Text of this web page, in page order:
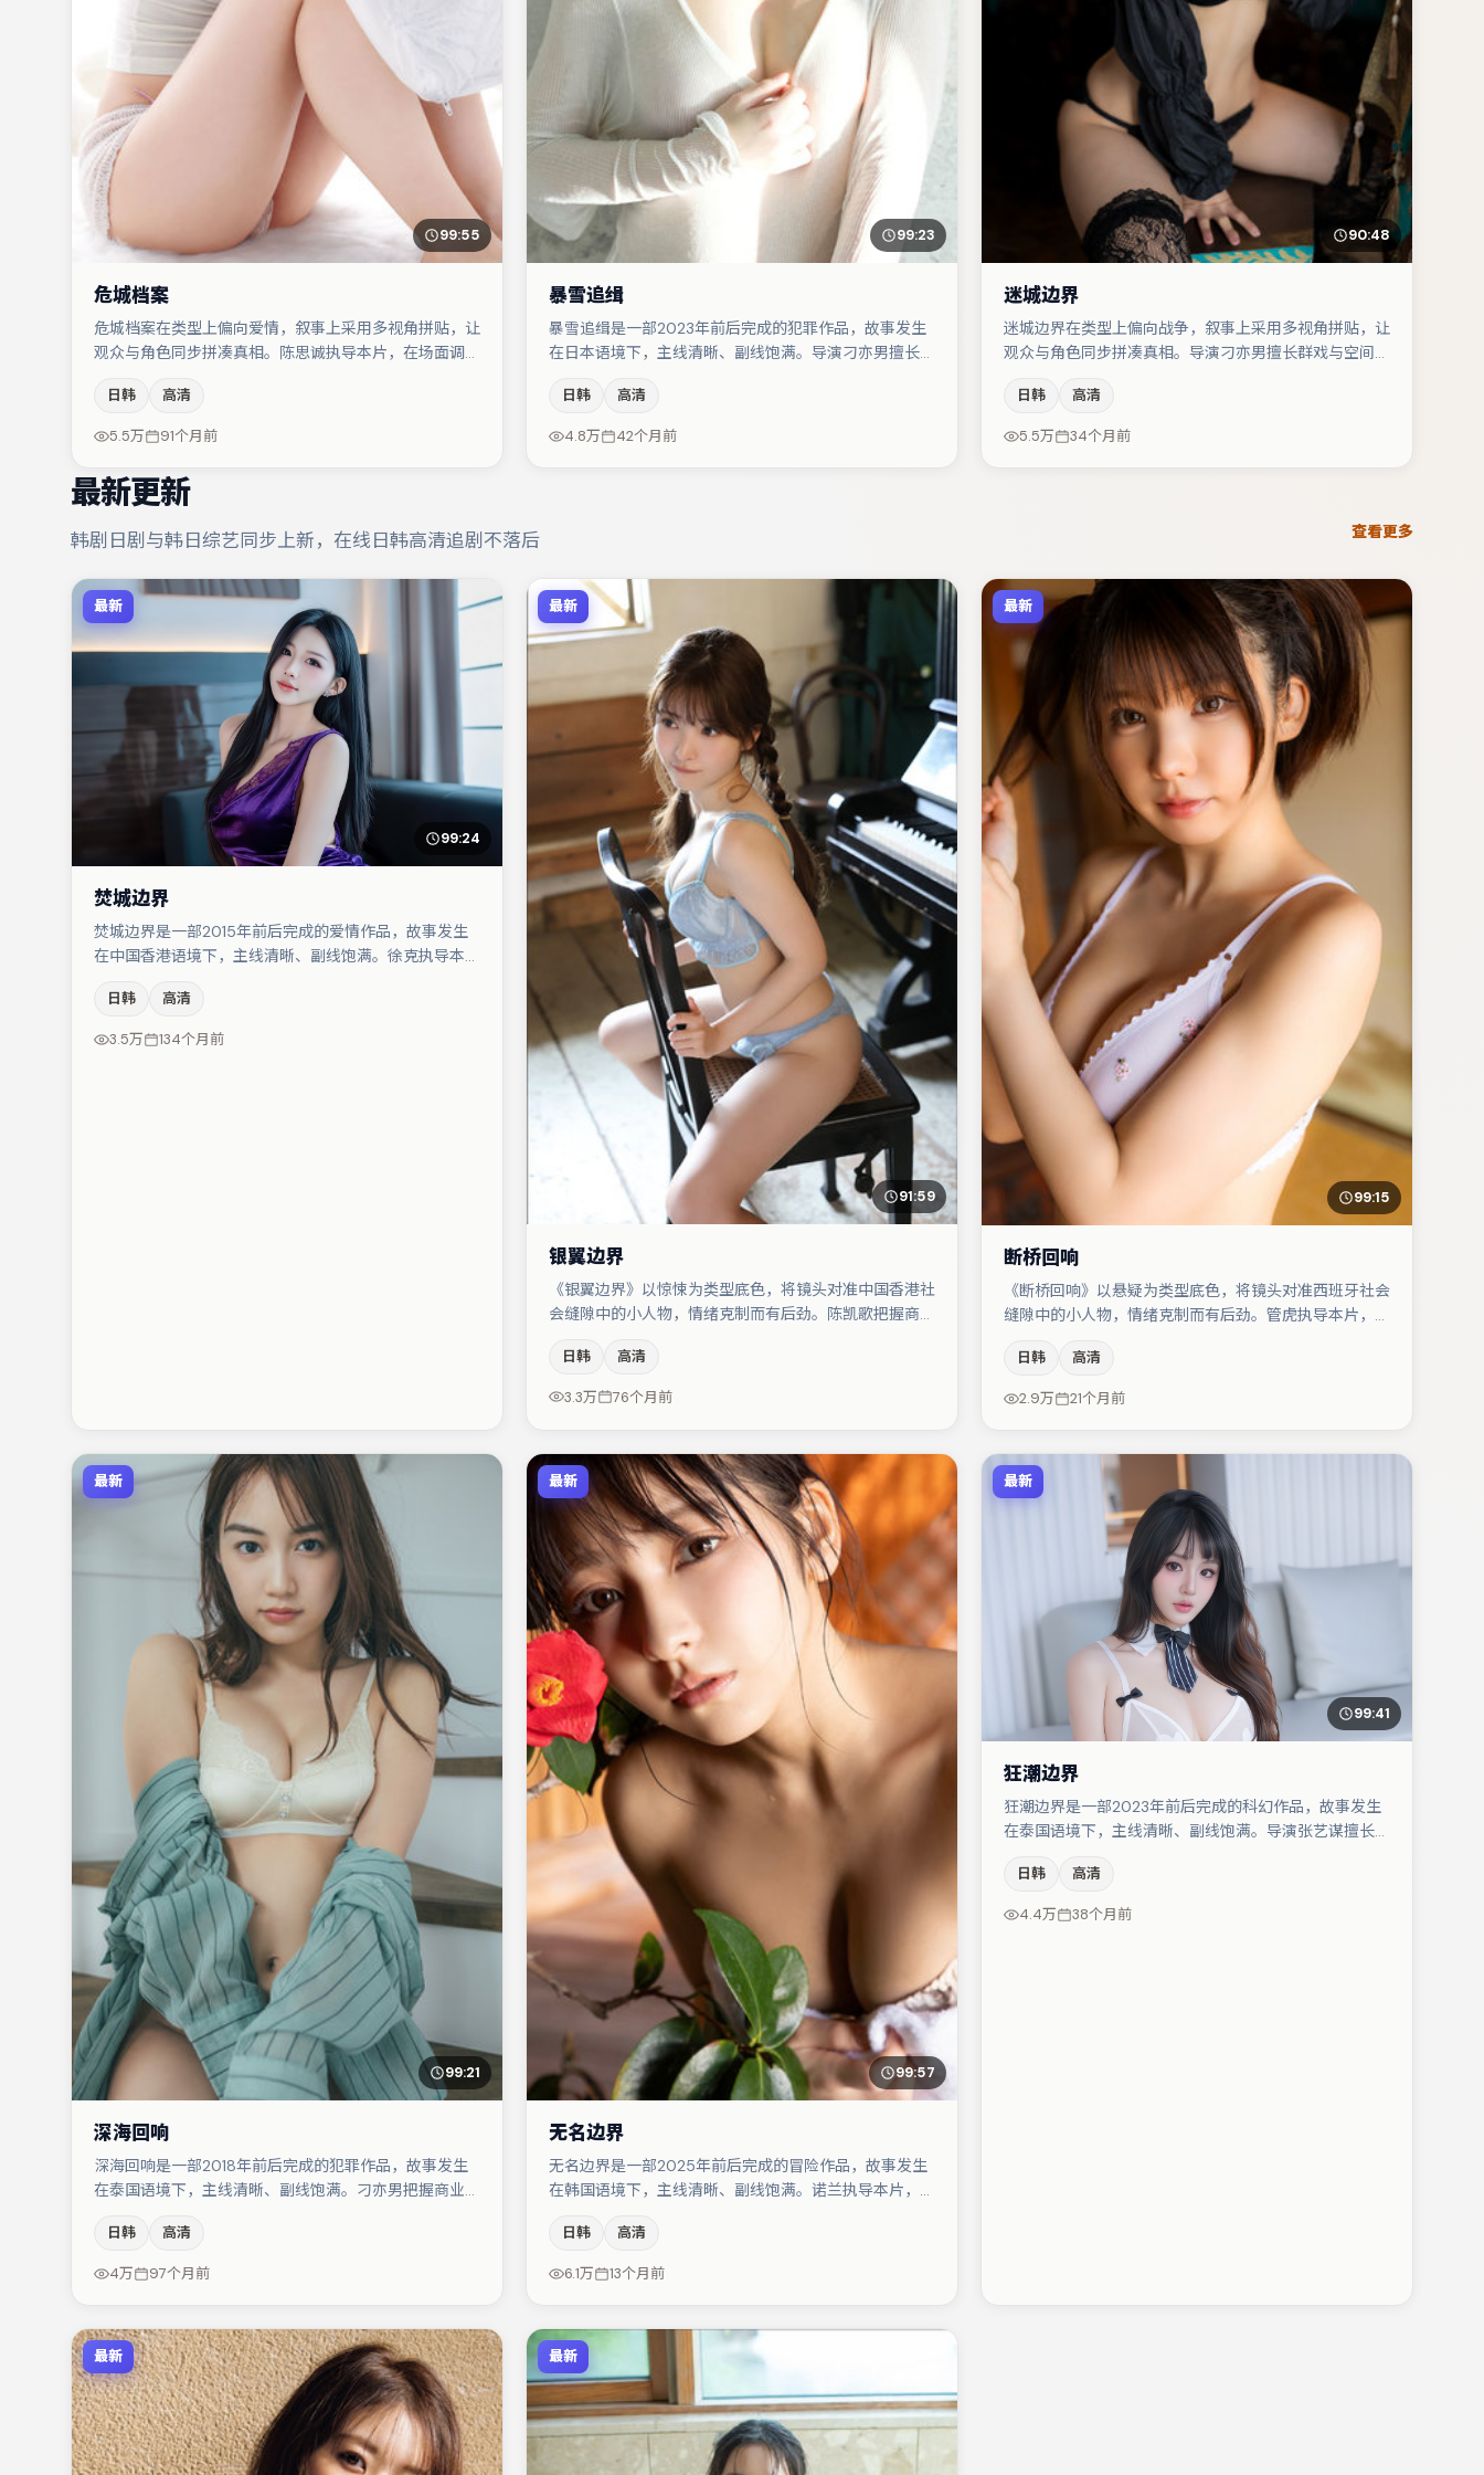
99:55
危城档案
危城档案在类型上偏向爱情，叙事上采用多视角拼贴，让
观众与角色同步拼凑真相。陈思诚执导本片，在场面调度
银在片中承担叙事驱动，秦海璐、桂纶镁分别提供反差与
喜剧/悬疑调剂（视场次而定）。若你偏爱强类型与清晰
主线，这部作品值得关注。
日韩 高清
5.5万 91个月前
99:23
暴雪追缉
暴雪追缉是一部2023年前后完成的犯罪作品，故事发生
在日本语境下，主线清晰、副线饱满。导演刁亦男擅长群
丽颖与弗洛伦丝·皮尤的对手戏构成全片情感锚点，秦海
璐则以细节塑造推动谜题层层揭开。节奏紧凑、反转有
度，值得列入片单。
日韩 高清
4.8万 42个月前
90:48
迷城边界
迷城边界在类型上偏向战争，叙事上采用多视角拼贴，让
观众与角色同步拼凑真相。导演刁亦男擅长群戏与空间压
承担叙事驱动，小松菜奈、白宇分别提供反差与喜剧/悬
疑调剂（视场次而定）。整体完成度较高，适合周末一口
气追完。
日韩 高清
5.5万 34个月前
最新更新
韩剧日剧与韩日综艺同步上新，在线日韩高清追剧不落后 查看更多
最新
99:24
焚城边界
焚城边界是一部2015年前后完成的爱情作品，故事发生
在中国香港语境下，主线清晰、副线饱满。徐克执导本
留白得当。主演阵容包括朱一龙、沈腾、胡歌等，角色动
机前后呼应，适合喜欢抠台词与伏笔的观众。节奏紧凑、
反转有度，值得列入片单。
日韩 高清
3.5万 134个月前
最新
91:59
银翼边界
《银翼边界》以惊悚为类型底色，将镜头对准中国香港社
会缝隙中的小人物，情绪克制而有后劲。陈凯歌把握商业
乱。赵丽颖在片中承担叙事驱动，小松菜奈、木村拓哉分
别提供反差与喜剧/悬疑调剂（视场次而定）。整体完成
日韩 高清
3.3万 76个月前
最新
99:15
断桥回响
《断桥回响》以悬疑为类型底色，将镜头对准西班牙社会
缝隙中的小人物，情绪克制而有后劲。管虎执导本片，在
当。主演阵容包括杨幂、木村拓哉、汤唯等，角色动机前
后呼应，适合喜欢抠台词与伏笔的观众。整体完成度较
高，适合周末一口气追完。
日韩 高清
2.9万 21个月前
最新
99:21
深海回响
深海回响是一部2018年前后完成的犯罪作品，故事发生
在泰国语境下，主线清晰、副线饱满。刁亦男把握商业节
肖央与文淇的对手戏构成全片情感锚点，任素汐则以细节
塑造推动谜题层层揭开。若你偏爱强类型与清晰主线，这
部作品值得关注。
日韩 高清
4万 97个月前
最新
99:57
无名边界
无名边界是一部2025年前后完成的冒险作品，故事发生
在韩国语境下，主线清晰、副线饱满。诺兰执导本片，在
当。汤唯与刘亦菲的对手戏构成全片情感锚点，马丽则以
细节塑造推动谜题层层揭开。若你偏爱强类型与清晰主
线，这部作品值得关注。
日韩 高清
6.1万 13个月前
最新
99:41
狂潮边界
狂潮边界是一部2023年前后完成的科幻作品，故事发生
在泰国语境下，主线清晰、副线饱满。导演张艺谋擅长群
颂文与河正宇的对手戏构成全片情感锚点，张译则以细节
塑造推动谜题层层揭开。整体完成度较高，适合周末一口
气追完。
日韩 高清
4.4万 38个月前
最新 最新